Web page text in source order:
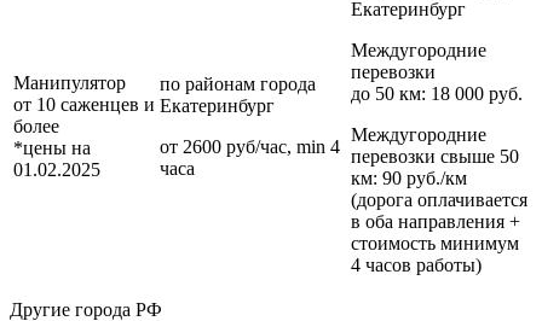
Манипулятор
от 10 саженцев и
более
*цены на
01.02.2025
по районам города
Екатеринбург
от 2600 руб/час, min 4
часа
Екатеринбург
Междугородние
перевозки
до 50 км: 18 000 руб.
Междугородние
перевозки свыше 50
км: 90 руб./км
(дорога оплачивается
в оба направления +
стоимость минимум
4 часов работы)
Другие города РФ